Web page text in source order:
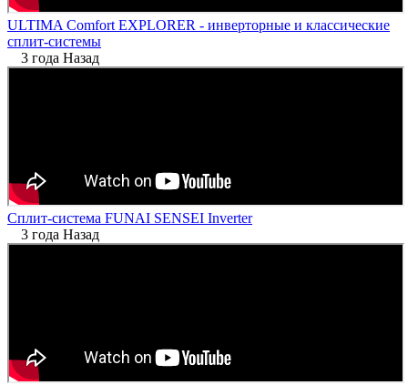
ULTIMA Comfort EXPLORER - инверторные и классические
сплит-системы
3 года Назад
Сплит-система FUNAI SENSEI Inverter
3 года Назад